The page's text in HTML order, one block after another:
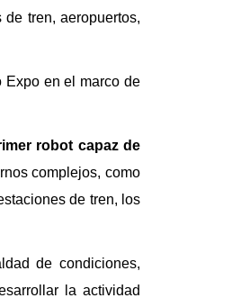
tren, aeropuertos,
Expo en el marco de
robot capaz de
complejos, como
de tren, los
de condiciones,
la actividad